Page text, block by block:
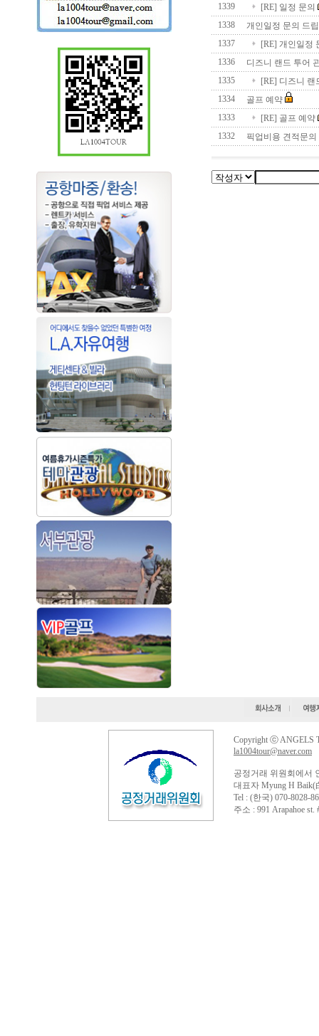
1339
[RE] 일정 문의
1338
개인일정 문의 드
1337
[RE] 개인일정
1336
디즈니 랜드 투어
1335
[RE] 디즈니
1334
골프 예약
1333
[RE] 골프 예약
1332
픽업비용 견적문의
Copyright ⓒ ANGELS
la1004tour@naver.com
공정거래 위원회에서
대표자 Myung H Baik(
Tel : (한국) 070-8028-
주소 : 991 Arapahoe